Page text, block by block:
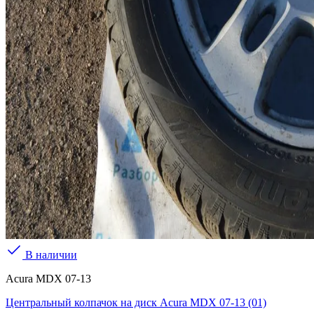
В наличии
Acura MDX 07-13
Центральный колпачок на диск Acura MDX 07-13 (01)